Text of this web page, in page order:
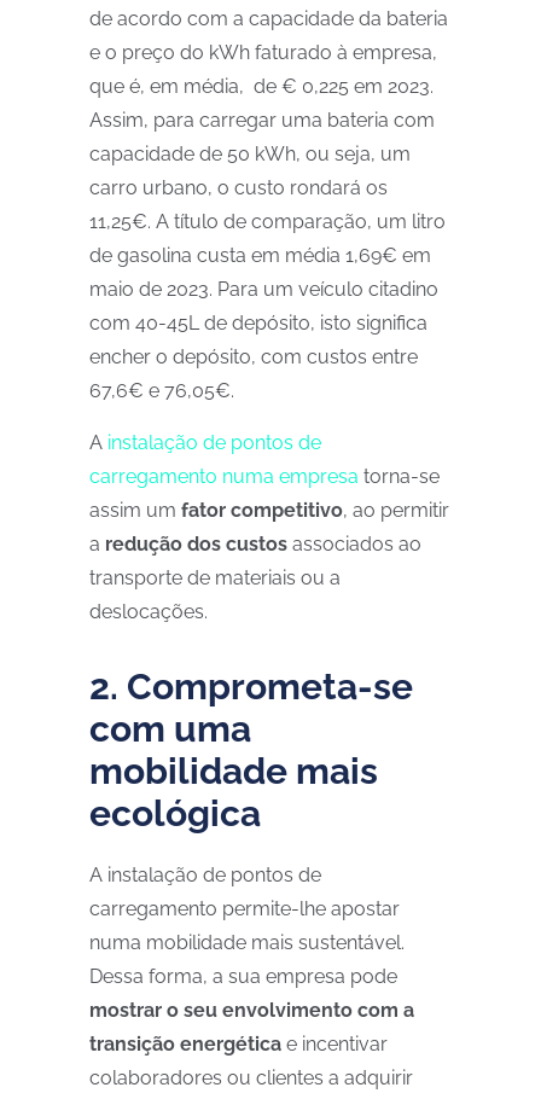
de acordo com a capacidade da bateria
e o preço do kWh faturado à empresa,
que é, em média, de € 0,225 em 2023.
Assim, para carregar uma bateria com
capacidade de 50 kWh, ou seja, um
carro urbano, o custo rondará os
11,25€. A título de comparação, um litro
de gasolina custa em média 1,69€ em
maio de 2023. Para um veículo citadino
com 40-45L de depósito, isto significa
encher o depósito, com custos entre
67,6€ e 76,05€.
A instalação de pontos de
carregamento numa empresa torna-se
assim um fator competitivo, ao permitir
a redução dos custos associados ao
transporte de materiais ou a
deslocações.
2. Comprometa-se
com uma
mobilidade mais
ecológica
A instalação de pontos de
carregamento permite-lhe apostar
numa mobilidade mais sustentável.
Dessa forma, a sua empresa pode
mostrar o seu envolvimento com a
transição energética e incentivar
colaboradores ou clientes a adquirir